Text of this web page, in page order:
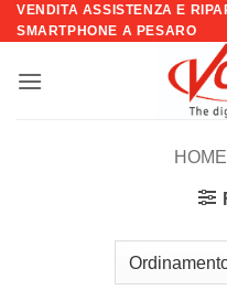
Salta
ai
VENDITA ASSISTENZA E
SMARTPHONE A PESARO
HOME